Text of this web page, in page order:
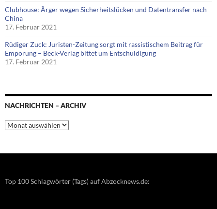
Clubhouse: Ärger wegen Sicherheitslücken und Datentransfer nach
China
17. Februar 2021
Rüdiger Zuck: Juristen-Zeitung sorgt mit rassistischem Beitrag für
Empörung – Beck-Verlag bittet um Entschuldigung
17. Februar 2021
NACHRICHTEN – ARCHIV
Nachrichten
–
Top 100 Schlagwörter (Tags) auf Abzocknews.de: